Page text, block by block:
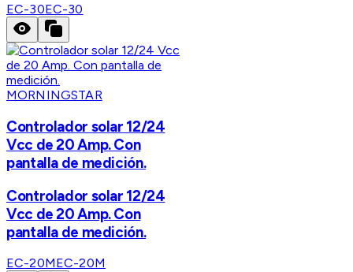
EC-30EC-30
MORNINGSTAR
Controlador solar 12/24
Vcc de 20 Amp. Con
pantalla de medición.
Controlador solar 12/24
Vcc de 20 Amp. Con
pantalla de medición.
EC-20MEC-20M